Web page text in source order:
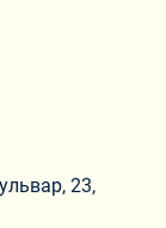
23,